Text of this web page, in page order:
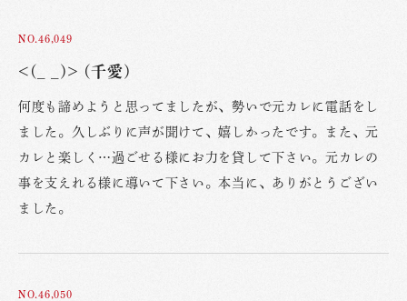
NO.46,049
<(_ _)> (千愛)
何度も諦めようと思ってましたが、勢いで元カレに電話をし
ました。久しぶりに声が聞けて、嬉しかったです。また、元
カレと楽しく…過ごせる様にお力を貸して下さい。元カレの
事を支えれる様に導いて下さい。本当に、ありがとうござい
ました。
NO.46,050